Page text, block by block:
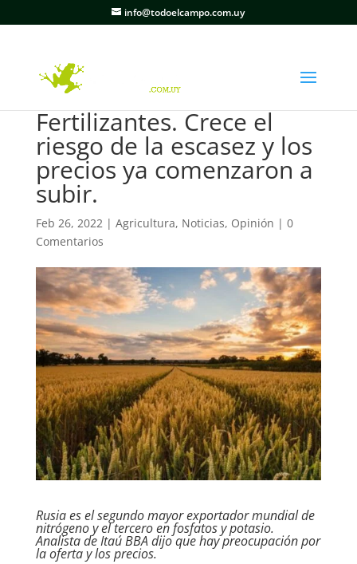
info@todoelcampo.com.uy
Fertilizantes. Crece el
riesgo de la escasez y los
precios ya comenzaron a
subir.
Feb 26, 2022| Agricultura, Noticias, Opinión | 0
Comentarios
Rusia es el segundo mayor exportador mundial de
nitrógeno y el tercero en fosfatos y potasio.
Analista de Itaú BBA dijo que hay preocupación por
la oferta y los precios.